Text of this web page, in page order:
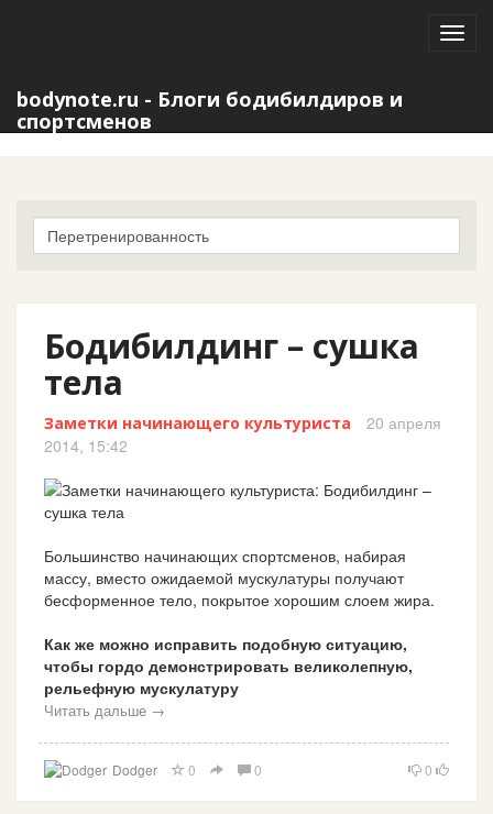
bodynote.ru - Блоги бодибилдиров и
спортсменов
Бодибилдинг – сушка
тела
Заметки начинающего культуриста
20 апреля
2014, 15:42
Большинство начинающих спортсменов, набирая
массу, вместо ожидаемой мускулатуры получают
бесформенное тело, покрытое хорошим слоем жира.
Как же можно исправить подобную ситуацию,
чтобы гордо демонстрировать великолепную,
рельефную мускулатуру
Читать дальше →
Dodger 0 0 0